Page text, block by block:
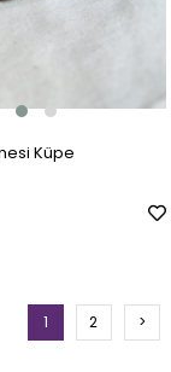
Küpe
1 2 >